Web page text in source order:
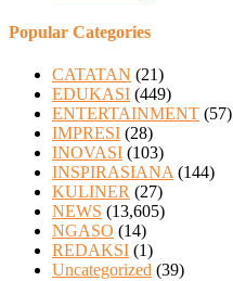
Popular Categories
CATATAN (21)
EDUKASI (449)
ENTERTAINMENT (57)
IMPRESI (28)
INOVASI (103)
INSPIRASIANA (144)
KULINER (27)
NEWS (13,605)
NGASO (14)
REDAKSI (1)
Uncategorized (39)